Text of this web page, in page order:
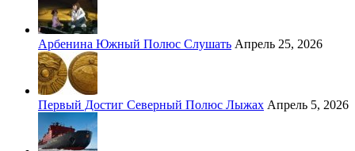
Арбенина Южный Полюс Слушать Апрель 25, 2026
Первый Достиг Северный Полюс Лыжах Апрель 5, 2026